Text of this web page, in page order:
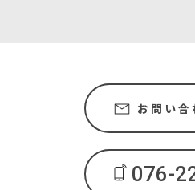
お問い合
076-